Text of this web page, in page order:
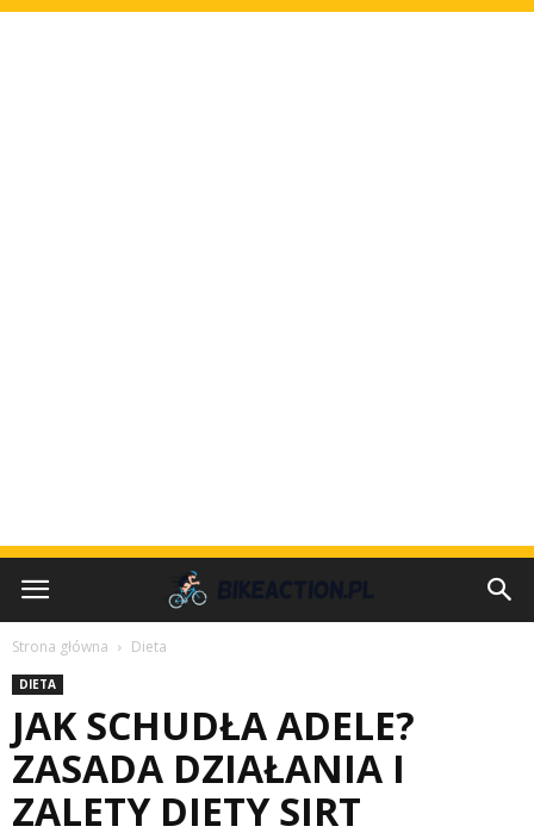
Strona główna Dieta
DIETA
JAK SCHUDŁA ADELE?
ZASADA DZIAŁANIA I
ZALETY DIETY SIRT